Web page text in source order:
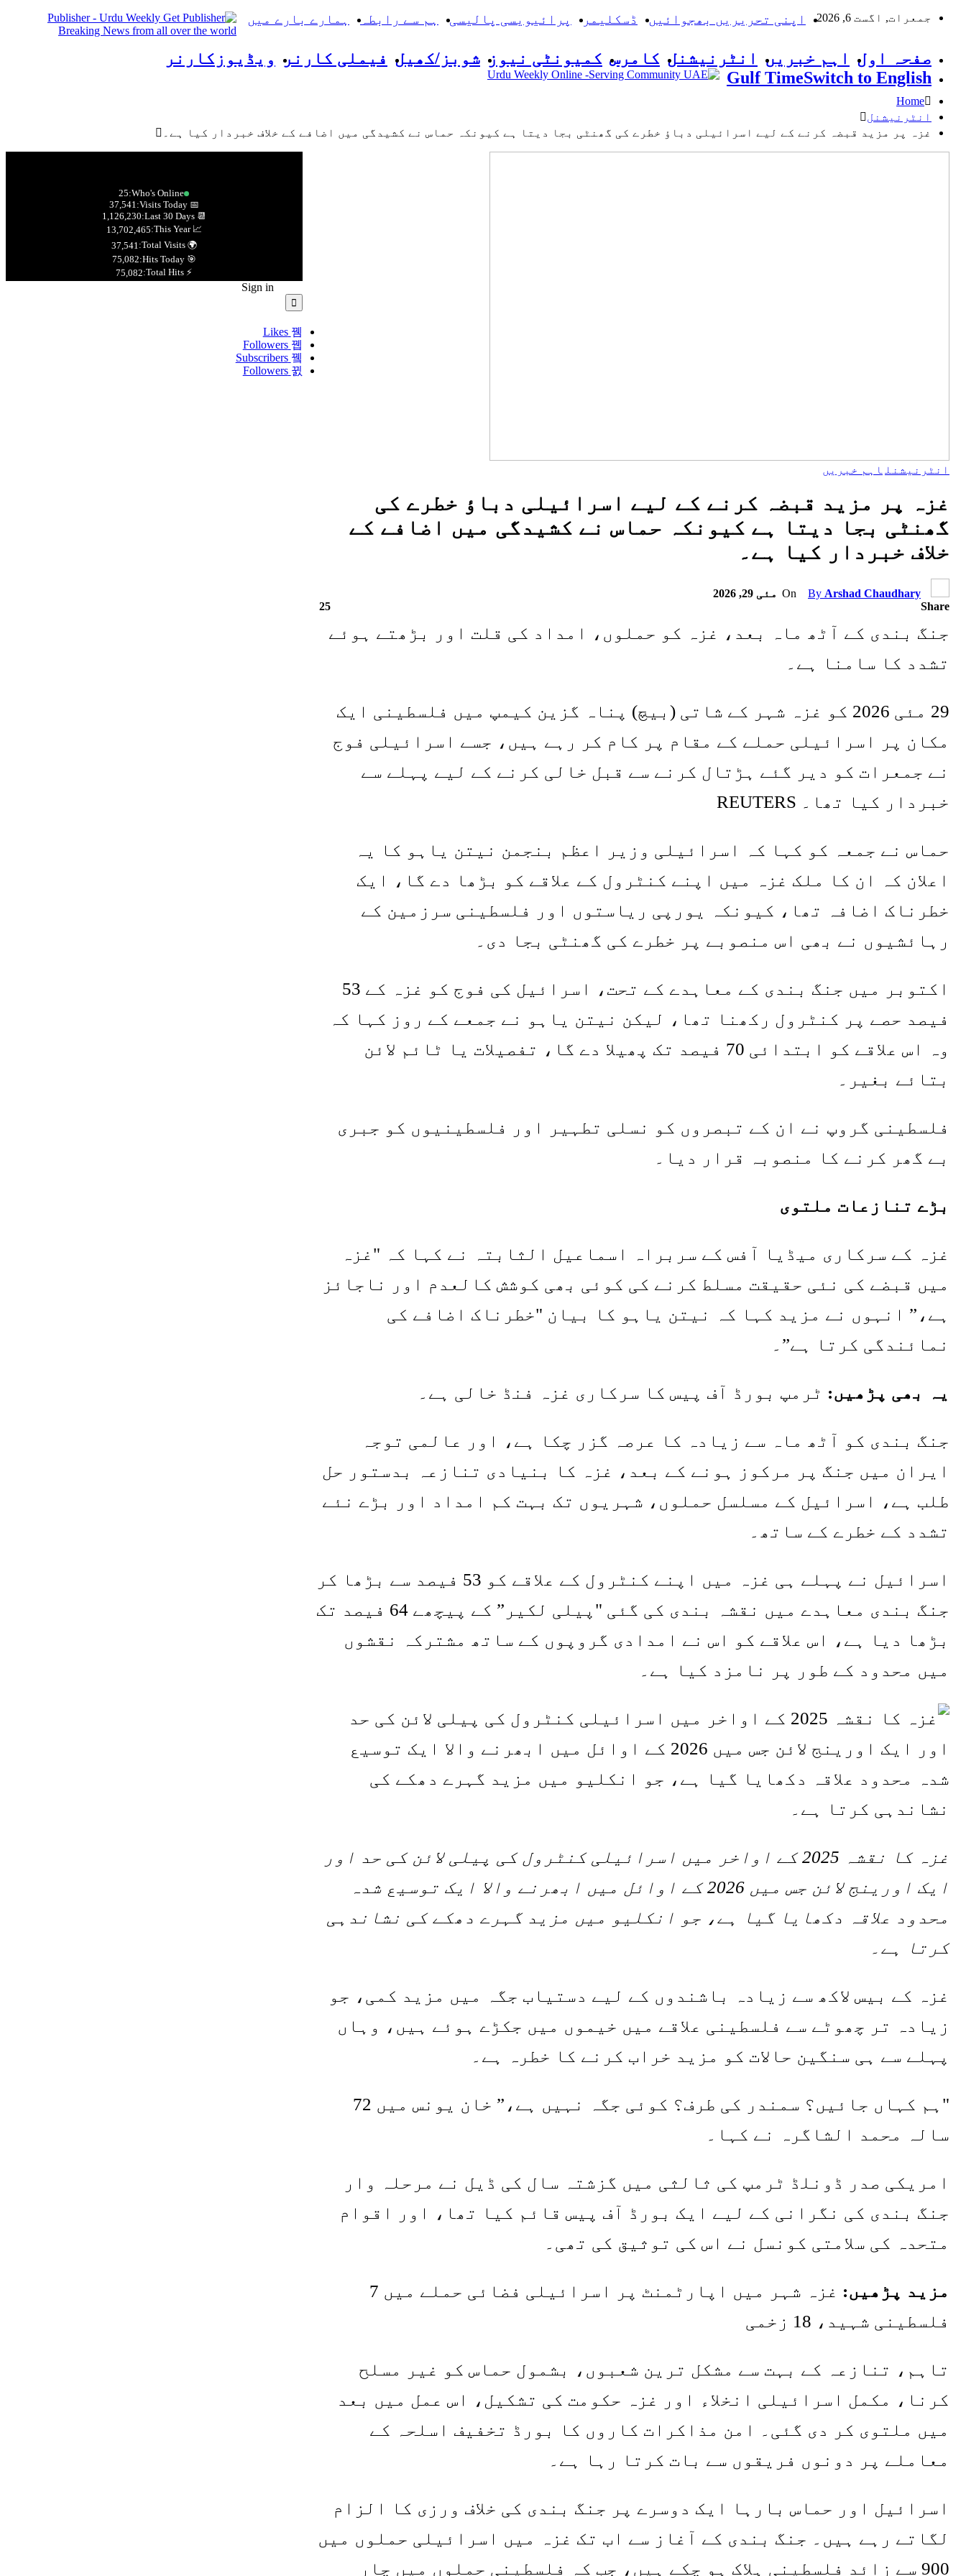
جمعرات, اگست 6, 2026 اپنی تحریریں بھجوائیں ڈسکلیمر پرائیویسی پالیسی ہم سے رابطہ ہمارے بارے میں
Publisher - Urdu Weekly Get
Breaking News from all over the world
صفحہ اول اہم خبریں انٹرنیشنل کامرس کمیونٹی نیوز شوبز/کھیل فیملی کارنر ویڈیوزکارنر
Gulf TimeSwitch to English
Home
انٹرنیشنل
غزہ پر مزید قبضہ کرنے کے لیے اسرائیلی دباؤ خطرے کی گھنٹی بجا دیتا ہے کیونکہ حماس نے کشیدگی میں اضافے کے خلاف خبردار کیا ہے۔
انٹرنیشنل اہم خبریں
غزہ پر مزید قبضہ کرنے کے لیے اسرائیلی دباؤ خطرے کی
گھنٹی بجا دیتا ہے کیونکہ حماس نے کشیدگی میں اضافے کے
خلاف خبردار کیا ہے۔
By Arshad Chaudhary
On مئی 29, 2026
25
Share
جنگ بندی کے آٹھ ماہ بعد، غزہ کو حملوں، امداد کی قلت اور بڑھتے ہوئے
تشدد کا سامنا ہے۔
29 مئی 2026 کو غزہ شہر کے شاتی (بیچ) پناہ گزین کیمپ میں فلسطینی ایک
مکان پر اسرائیلی حملے کے مقام پر کام کر رہے ہیں، جسے اسرائیلی فوج
نے جمعرات کو دیر گئے ہڑتال کرنے سے قبل خالی کرنے کے لیے پہلے سے
خبردار کیا تھا۔ REUTERS
حماس نے جمعہ کو کہا کہ اسرائیلی وزیر اعظم بنجمن نیتن یاہو کا یہ
اعلان کہ ان کا ملک غزہ میں اپنے کنٹرول کے علاقے کو بڑھا دے گا، ایک
خطرناک اضافہ تھا، کیونکہ یورپی ریاستوں اور فلسطینی سرزمین کے
رہائشیوں نے بھی اس منصوبے پر خطرے کی گھنٹی بجا دی۔
اکتوبر میں جنگ بندی کے معاہدے کے تحت، اسرائیل کی فوج کو غزہ کے 53
فیصد حصے پر کنٹرول رکھنا تھا، لیکن نیتن یاہو نے جمعے کے روز کہا کہ
وہ اس علاقے کو ابتدائی 70 فیصد تک پھیلا دے گا، تفصیلات یا ٹائم لائن
بتائے بغیر۔
فلسطینی گروپ نے ان کے تبصروں کو نسلی تطہیر اور فلسطینیوں کو جبری
بے گھر کرنے کا منصوبہ قرار دیا۔
بڑے تنازعات ملتوی
غزہ کے سرکاری میڈیا آفس کے سربراہ اسماعیل الثابتہ نے کہا کہ "غزہ
میں قبضے کی نئی حقیقت مسلط کرنے کی کوئی بھی کوشش کالعدم اور ناجائز
ہے،” انہوں نے مزید کہا کہ نیتن یاہو کا بیان "خطرناک اضافے کی
نمائندگی کرتا ہے”۔
یہ بھی پڑھیں: ٹرمپ بورڈ آف پیس کا سرکاری غزہ فنڈ خالی ہے۔
جنگ بندی کو آٹھ ماہ سے زیادہ کا عرصہ گزر چکا ہے، اور عالمی توجہ
ایران میں جنگ پر مرکوز ہونے کے بعد، غزہ کا بنیادی تنازعہ بدستور حل
طلب ہے، اسرائیل کے مسلسل حملوں، شہریوں تک بہت کم امداد اور بڑے نئے
تشدد کے خطرے کے ساتھ۔
اسرائیل نے پہلے ہی غزہ میں اپنے کنٹرول کے علاقے کو 53 فیصد سے بڑھا کر
جنگ بندی معاہدے میں نقشہ بندی کی گئی "پیلی لکیر” کے پیچھے 64 فیصد تک
بڑھا دیا ہے، اس علاقے کو اس نے امدادی گروپوں کے ساتھ مشترکہ نقشوں
میں محدود کے طور پر نامزد کیا ہے۔
غزہ کا نقشہ 2025 کے اواخر میں اسرائیلی کنٹرول کی پیلی لائن کی حد اور
ایک اورینج لائن جس میں 2026 کے اوائل میں ابھرنے والا ایک توسیع شدہ
محدود علاقہ دکھایا گیا ہے، جو انکلیو میں مزید گہرے دھکے کی نشاندہی
کرتا ہے۔
غزہ کے بیس لاکھ سے زیادہ باشندوں کے لیے دستیاب جگہ میں مزید کمی، جو
زیادہ تر چھوٹے سے فلسطینی علاقے میں خیموں میں جکڑے ہوئے ہیں، وہاں
پہلے سے ہی سنگین حالات کو مزید خراب کرنے کا خطرہ ہے۔
"ہم کہاں جائیں؟ سمندر کی طرف؟ کوئی جگہ نہیں ہے،” خان یونس میں 72
سالہ محمد الشاگرہ نے کہا۔
امریکی صدر ڈونلڈ ٹرمپ کی ثالثی میں گزشتہ سال کی ڈیل نے مرحلہ وار
جنگ بندی کی نگرانی کے لیے ایک بورڈ آف پیس قائم کیا تھا، اور اقوام
متحدہ کی سلامتی کونسل نے اس کی توثیق کی تھی۔
مزید پڑھیں:
غزہ شہر میں اپارٹمنٹ پر اسرائیلی فضائی حملے میں 7
فلسطینی شہید، 18 زخمی
تاہم، تنازعہ کے بہت سے مشکل ترین شعبوں، بشمول حماس کو غیر مسلح
کرنا، مکمل اسرائیلی انخلاء اور غزہ حکومت کی تشکیل، اس عمل میں بعد
میں ملتوی کر دی گئی۔ امن مذاکرات کاروں کا بورڈ تخفیف اسلحہ کے
معاملے پر دونوں فریقوں سے بات کرتا رہا ہے۔
اسرائیل اور حماس بارہا ایک دوسرے پر جنگ بندی کی خلاف ورزی کا الزام
لگاتے رہے ہیں۔ جنگ بندی کے آغاز سے اب تک غزہ میں اسرائیلی حملوں میں
900 سے زائد فلسطینی ہلاک ہو چکے ہیں، جب کہ فلسطینی حملوں میں چار
Who's Online:
25
📅 Visits Today:
37,541
📆 Last 30 Days:
1,126,230
📈 This Year:
13,702,465
🌍 Total Visits:
37,541
🎯 Hits Today:
75,082
⚡ Total Hits:
75,082
Sign in
Likes
Followers
Subscribers
Followers